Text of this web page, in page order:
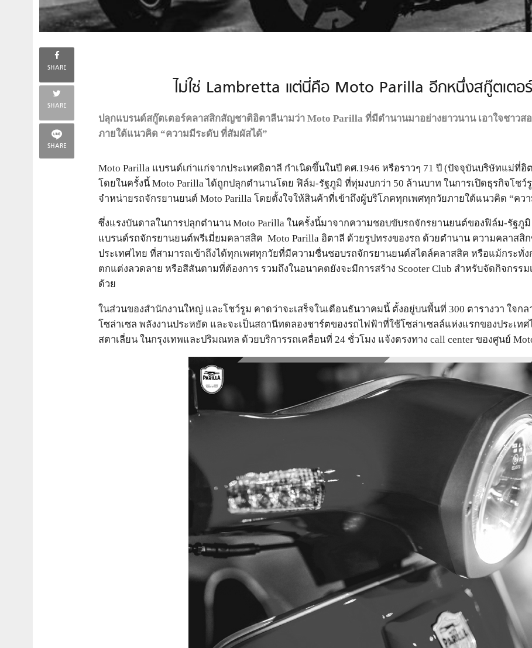
SHARE
SHARE
SHARE
ไม่ใช่ Lambretta แต่นี่คือ Moto Parilla อีกหนึ่งสกู๊ตเต
ปลุกแบรนด์สกู๊ตเตอร์คลาสสิกสัญชาติอิตาลีนามว่า Moto Parilla ที่มีตำนานมาอย่างยาวนาน เอาใจชาวส
ภายใต้แนวคิด “ความมีระดับ ที่สัมผัสได้”
Moto Parilla แบรนด์เก่าแก่จากประเทศอิตาลี กำเนิดขึ้นในปี คศ.1946 หรือราวๆ 71 ปี (ปัจจุบันบริษัทแม่ที่
โดยในครั้งนี้ Moto Parilla ได้ถูกปลุกตำนานโดย ฟิล์ม-รัฐภูมิ ที่ทุ่มงบกว่า 50 ล้านบาท ในการเปิดธุรกิจโชว์
จำหน่ายรถจักรยานยนต์ Moto Parilla โดยตั้งใจให้สินค้าที่เข้าถึงผู้บริโภคทุกเพศทุกวัยภายใต้แนวคิด “คว
ซึ่งแรงบันดาลในการปลุกตำนาน Moto Parilla ในครั้งนี้มาจากความชอบขับรถจักรยานยนต์ของฟิล์ม-รัฐภู
แบรนด์รถจักรยานยนต์พรีเมี่ยมคลาสสิค Moto Parilla อิตาลี ด้วยรูปทรงของรถ ด้วยตำนาน ความคลาสสิ
ประเทศไทย ที่สามารถเข้าถึงได้ทุกเพศทุกวัยที่มีความชื่นชอบรถจักรยานยนต์สไตล์คลาสสิค หรือแม้กระทั่
ตกแต่งลวดลาย หรือสีสันตามที่ต้องการ รวมถึงในอนาคตยังจะมีการสร้าง Scooter Club สำหรับจัดกิจกรร
ด้วย
ในส่วนของสำนักงานใหญ่ และโชว์รูม คาดว่าจะเสร็จในเดือนธันวาคมนี้ ตั้งอยู่บนพื้นที่ 300 ตารางวา ใจก
โซล่าเซล พลังงานประหยัด และจะเป็นสถานีทดลองชาร์ตของรถไฟฟ้าที่ใช้โซล่าเซลล์แห่งแรกของประเท
สตาเลี่ยน ในกรุงเทพและปริมณทล ด้วยบริการรถเคลื่อนที่ 24 ชั่วโมง แจ้งตรงทาง call center ของศูนย์